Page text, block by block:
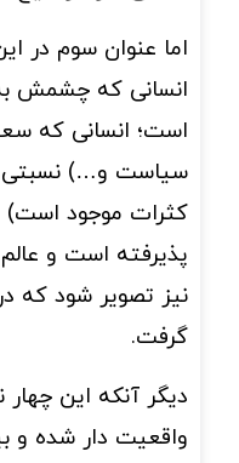
اما عنوان سوم در
انسانی که چشمش
است؛ انسانی که
سیاست و…) نسبتی
کثرات موجود است)
پذیرفته است و
نیز تصویر شود که
گرفت.
دیگر آنکه این
واقعیت دار شده و